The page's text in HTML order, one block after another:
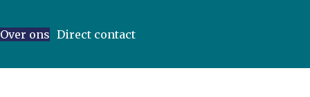
Over ons Direct contact